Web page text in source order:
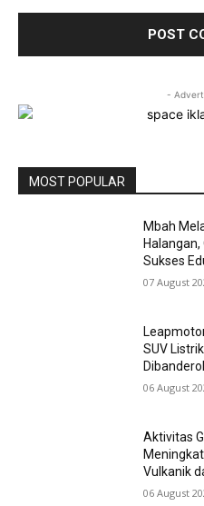
-
MOST POPULAR
Mbah
Sukses
07 August
SUV
06 August
Aktivitas
Vulkanik
06 August